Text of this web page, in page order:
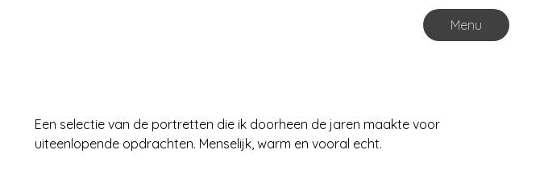
Menu
Een selectie van de portretten die ik doorheen de jaren maakte voor
uiteenlopende opdrachten. Menselijk, warm en vooral echt.